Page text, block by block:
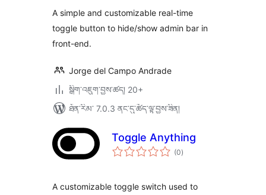
ཚང་།
A simple and customizable real-time
toggle button to hide/show admin bar in
front-end.
Jorge del Campo Andrade
སྒྲིག་འཇུག་བྱས་ཚད། 20+
ཐོན་རིམ་ 7.0.3 ནང་དུ་ཚོད་ལྟ་བྱས་ཟིན།
Toggle Anything
(0གདེང་
འཇོག་
)
A customizable toggle switch used to